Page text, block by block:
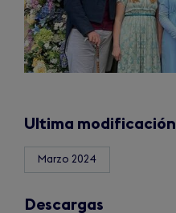
Ultima modificación
Marzo 2024
Descargas